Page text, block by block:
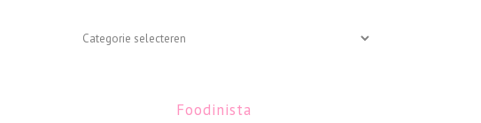
Categoriën
Foodinista